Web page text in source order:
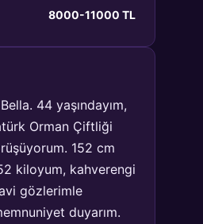
8000-11000 TL
44 yaşındayım,
Orman Çiftliği
152 cm
kiloyum, kahverengi
gözlerimle
duyarım.